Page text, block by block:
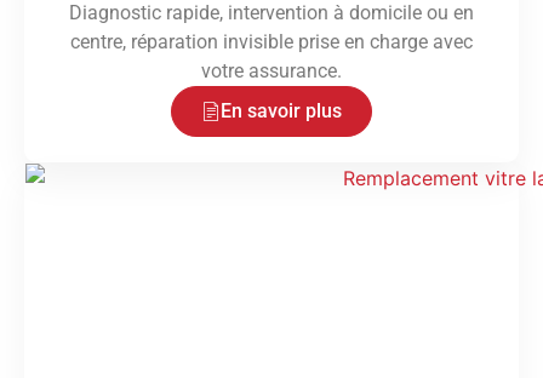
Diagnostic rapide, intervention à domicile ou en
centre, réparation invisible prise en charge avec
votre assurance.
En savoir plus